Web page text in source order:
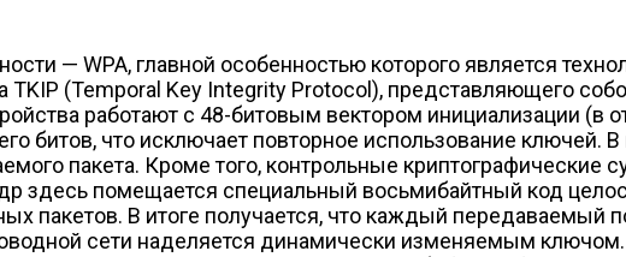
— WPA, главной особенностью которого является
(Temporal Key Integrity Protocol), представляющего
работают с 48-битовым вектором инициализации (в
битов, что исключает повторное использование ключей.
пакета. Кроме того, контрольные криптографические
здесь помещается специальный восьмибайтный код
пакетов. В итоге получается, что каждый передаваемый
сети наделяется динамически изменяемым ключом.